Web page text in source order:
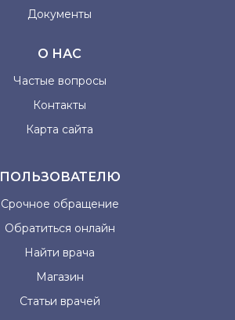
Документы
О НАС
Частые вопросы
Контакты
Карта сайта
ПОЛЬЗОВАТЕЛЮ
Срочное обращение
Обратиться онлайн
Найти врача
Магазин
Статьи врачей